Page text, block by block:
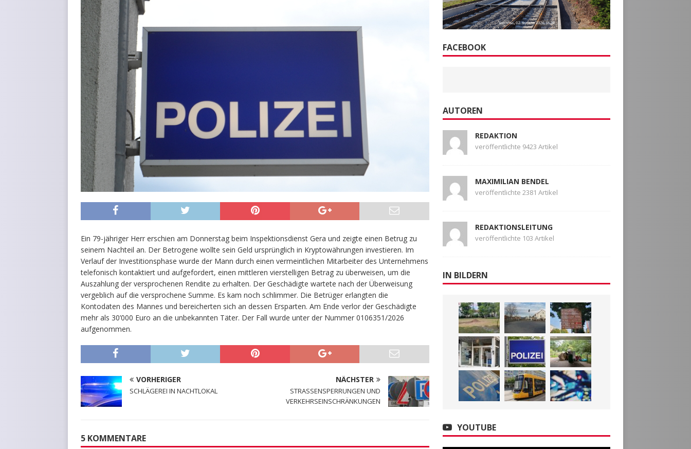
Ein 79-jähriger Herr erschien am Donnerstag beim Inspektionsdienst Gera und zeigte einen Betrug zu
seinem Nachteil an. Der Betrogene wollte sein Geld ursprünglich in Kryptowährungen investieren. Im
Verlauf der Investitionsphase wurde der Mann durch einen vermeintlichen Mitarbeiter des Unternehmens
telefonisch kontaktiert und aufgefordert, einen mittleren vierstelligen Betrag zu überweisen, um die
Auszahlung der versprochenen Rendite zu erhalten. Der Geschädigte wartete nach der Überweisung
vergeblich auf die versprochene Summe. Es kam noch schlimmer. Die Betrüger erlangten die
Kontodaten des Mannes und bereicherten sich an dessen Ersparten. Am Ende verlor der Geschädigte
mehr als 30’000 Euro an die unbekannten Täter. Der Fall wurde unter der Nummer 0106351/2026
aufgenommen.
VORHERIGER
SCHLÄGEREI IN NACHTLOKAL
NÄCHSTER
STRASSENSPERRUNGEN UND
VERKEHRSEINSCHRÄNKUNGEN
5 KOMMENTARE
FACEBOOK
AUTOREN
REDAKTION
veröffentlichte 9423 Artikel
MAXIMILIAN BENDEL
veröffentlichte 2381 Artikel
REDAKTIONSLEITUNG
veröffentlichte 103 Artikel
IN BILDERN
YOUTUBE